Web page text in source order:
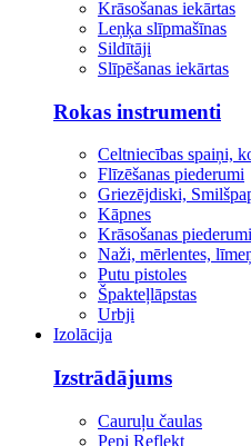
Krāsošanas iekārtas
Leņķa slīpmašīnas
Sildītāji
Slīpēšanas iekārtas
Rokas instrumenti
Celtniecības spaiņi,
Flīzēšanas piederumi
Griezējdiski,
Kāpnes
Krāsošanas piederumi
Naži, mērlentes,
Putu pistoles
Špakteļlāpstas
Urbji
Izolācija
Izstrādājums
Cauruļu čaulas
Pepi Reflekt